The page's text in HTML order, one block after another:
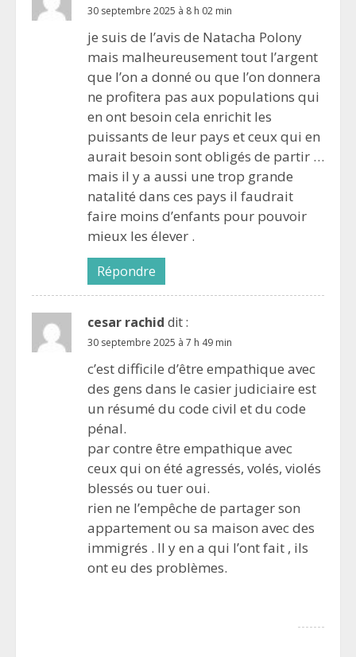
30 septembre 2025 à 8 h 02 min
je suis de l’avis de Natacha Polony
mais malheureusement tout l’argent
que l’on a donné ou que l’on donnera
ne profitera pas aux populations qui
en ont besoin cela enrichit les
puissants de leur pays et ceux qui en
aurait besoin sont obligés de partir …
mais il y a aussi une trop grande
natalité dans ces pays il faudrait
faire moins d’enfants pour pouvoir
mieux les élever .
Répondre
cesar rachid dit :
30 septembre 2025 à 7 h 49 min
c’est difficile d’être empathique avec
des gens dans le casier judiciaire est
un résumé du code civil et du code
pénal.
par contre être empathique avec
ceux qui on été agressés, volés, violés
blessés ou tuer oui.
rien ne l’empêche de partager son
appartement ou sa maison avec des
immigrés . Il y en a qui l’ont fait , ils
ont eu des problèmes.